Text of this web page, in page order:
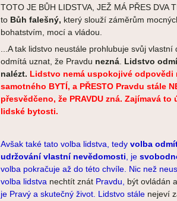
TOTO JE BŮH LIDSTVA, JEŽ MÁ PŘES DVA
to Bůh falešný, který slouží záměrům
bohatstvím, mocí a vládou.
...A tak lidstvo neustále prohlubuje svůj
odmítá uznat, že Pravdu nezná Lidstvo
nalézt. Lidstvo nemá uspokojivé odpovědi
samotného BYTÍ, a PŘESTO Pravdu stále
přesvědčeno, že PRAVDU zná. Zajímavá
lidské bytosti.
Avšak také tato volba lidstva, tedy volba
udržování vlastní nevědomosti , je
volba pokračuje až do této chvíle. Nic než
volba lidstva nechtít znát Pravdu, být ovládán
je Pravý a skutečný život. Lidstvo stále nejeví